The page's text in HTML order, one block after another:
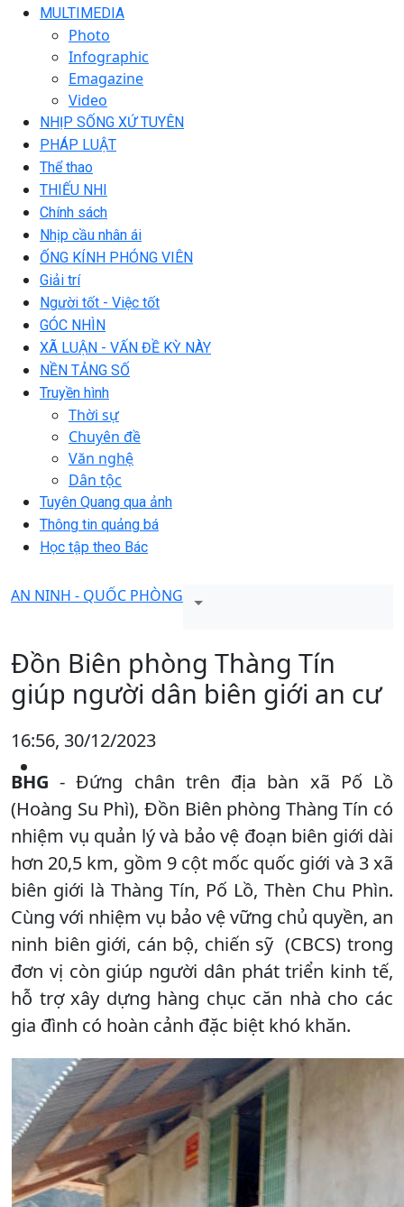
MULTIMEDIA
Photo
Infographic
Emagazine
Video
NHỊP SỐNG XỨ TUYÊN
PHÁP LUẬT
Thể thao
THIẾU NHI
Chính sách
Nhịp cầu nhân ái
ỐNG KÍNH PHÓNG VIÊN
Giải trí
Người tốt - Việc tốt
GÓC NHÌN
XÃ LUẬN - VẤN ĐỀ KỲ NÀY
NỀN TẢNG SỐ
Truyền hình
Thời sự
Chuyên đề
Văn nghệ
Dân tộc
Tuyên Quang qua ảnh
Thông tin quảng bá
Học tập theo Bác
AN NINH - QUỐC PHÒNG
Đồn Biên phòng Thàng Tín
giúp người dân biên giới an cư
16:56, 30/12/2023
BHG - Đứng chân trên địa bàn xã Pố Lồ
(Hoàng Su Phì), Đồn Biên phòng Thàng Tín có
nhiệm vụ quản lý và bảo vệ đoạn biên giới dài
hơn 20,5 km, gồm 9 cột mốc quốc giới và 3 xã
biên giới là Thàng Tín, Pố Lồ, Thèn Chu Phìn.
Cùng với nhiệm vụ bảo vệ vững chủ quyền, an
ninh biên giới, cán bộ, chiến sỹ (CBCS) trong
đơn vị còn giúp người dân phát triển kinh tế,
hỗ trợ xây dựng hàng chục căn nhà cho các
gia đình có hoàn cảnh đặc biệt khó khăn.